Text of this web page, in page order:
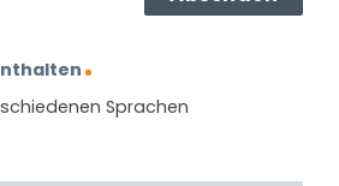
Sprachen